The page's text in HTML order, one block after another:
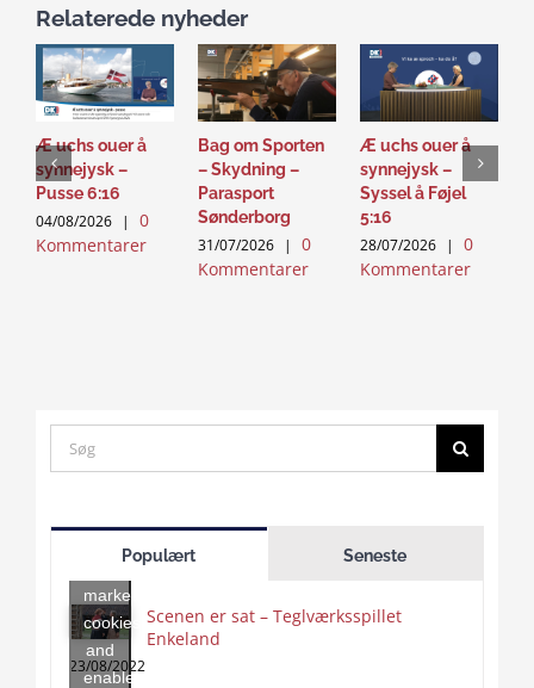
Relaterede nyheder
Æ uchs ouer å
synnejysk –
Pusse 6:16
04/08/2026 |
0
Kommentarer
Bag om Sporten
– Skydning –
Parasport
Sønderborg
31/07/2026 |
0
Kommentarer
Æ uchs ouer å
synnejysk –
Syssel å Føjel
5:16
28/07/2026 |
0
Kommentarer
Search
for:
Populært Seneste
accept
marketing
cookies
and
enable
Scenen er sat – Teglværksspillet
Enkeland
23/08/2022
Click
to